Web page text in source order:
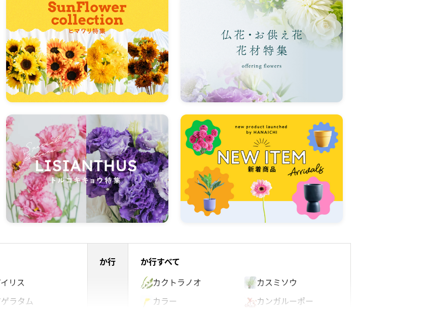
リス
ラタム
か行 か行すべて
カクトラノオ
カスミソウ
カラー
カンガルーポー